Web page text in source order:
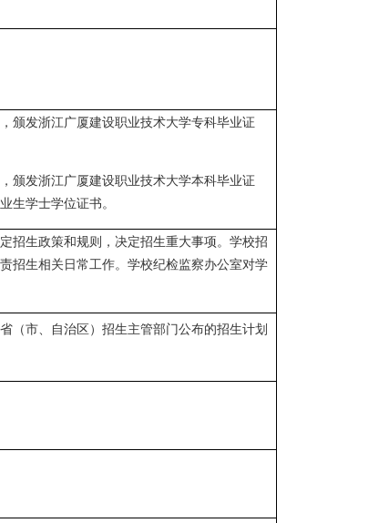
颁发浙江广厦建设职业技术大学专科毕业证
颁发浙江广厦建设职业技术大学本科毕业证
生学士学位证书。
招生政策和规则，决定招生重大事项。学校招
招生相关日常工作。学校纪检监察办公室对学
（市、自治区）招生主管部门公布的招生计划